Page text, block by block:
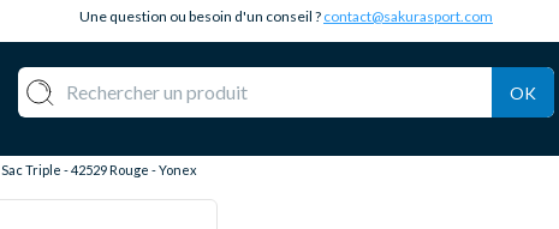
Une question ou besoin d'un conseil ? contact@sakurasport.com
OK
Sac Triple - 42529 Rouge - Yonex